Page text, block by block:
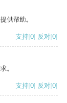
供帮助。
支持[0] 反对[0]
。
支持[0] 反对[0]